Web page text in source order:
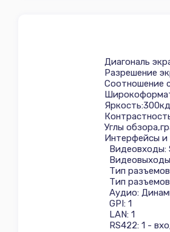
Диагональ
Разрешение
Соотношение
Углы
Интерфейсы и
Видеовходы:
Тип
Тип
Аудио:
GPI: 1
LAN: 1
RS422: 1 -